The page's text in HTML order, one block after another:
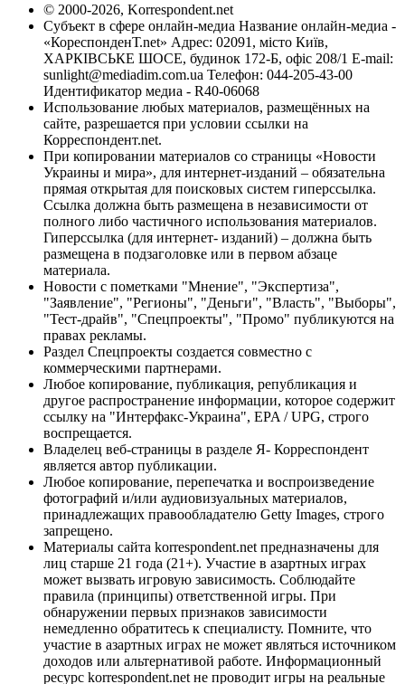
© 2000-2026, Korrespondent.net
Субъект в сфере онлайн-медиа Название онлайн-медиа -
«КореспонденТ.net» Адрес: 02091, місто Київ,
ХАРКІВСЬКЕ ШОСЕ, будинок 172-Б, офіс 208/1 E-mail:
sunlight@mediadim.com.ua Телефон: 044-205-43-00
Идентификатор медиа - R40-06068
Использование любых материалов, размещённых на
сайте, разрешается при условии ссылки на
Корреспондент.net.
При копировании материалов со страницы «Новости
Украины и мира», для интернет-изданий – обязательна
прямая открытая для поисковых систем гиперссылка.
Ссылка должна быть размещена в независимости от
полного либо частичного использования материалов.
Гиперссылка (для интернет- изданий) – должна быть
размещена в подзаголовке или в первом абзаце
материала.
Новости с пометками "Мнение", "Экспертиза",
"Заявление", "Регионы", "Деньги", "Власть", "Выборы",
"Тест-драйв", "Спецпроекты", "Промо" публикуются на
правах рекламы.
Раздел Спецпроекты создается совместно с
коммерческими партнерами.
Любое копирование, публикация, републикация и
другое распространение информации, которое содержит
ссылку на "Интерфакс-Украина", EPA / UPG, строго
воспрещается.
Владелец веб-страницы в разделе Я- Корреспондент
является автор публикации.
Любое копирование, перепечатка и воспроизведение
фотографий и/или аудиовизуальных материалов,
принадлежащих правообладателю Getty Images, строго
запрещено.
Материалы сайта korrespondent.net предназначены для
лиц старше 21 года (21+). Участие в азартных играх
может вызвать игровую зависимость. Соблюдайте
правила (принципы) ответственной игры. При
обнаружении первых признаков зависимости
немедленно обратитесь к специалисту. Помните, что
участие в азартных играх не может являться источником
доходов или альтернативой работе. Информационный
ресурс korrespondent.net не проводит игры на реальные